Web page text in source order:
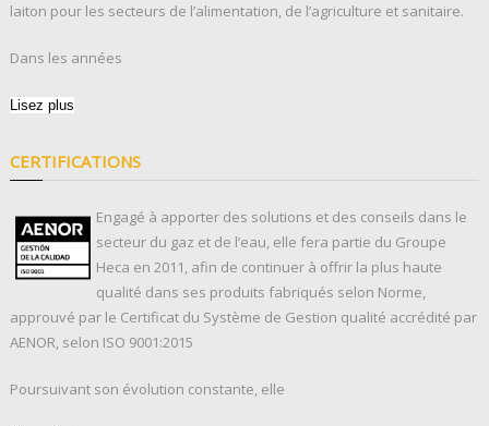
laiton pour les secteurs de l’alimentation, de l’agriculture et sanitaire.
Dans les années
Lisez plus
CERTIFICATIONS
Engagé à apporter des solutions et des conseils dans le
secteur du gaz et de l’eau, elle fera partie du Groupe
Heca en 2011, afin de continuer à offrir la plus haute
qualité dans ses produits fabriqués selon Norme,
approuvé par le Certificat du Système de Gestion qualité accrédité par
AENOR, selon ISO 9001:2015
Poursuivant son évolution constante, elle